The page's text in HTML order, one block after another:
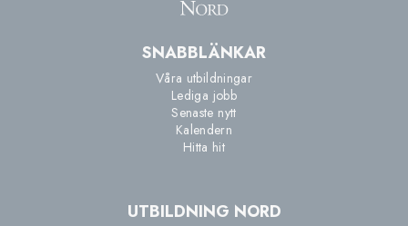
SNABBLÄNKAR
Våra utbildningar
Lediga jobb
Senaste nytt
Kalendern
Hitta hit
UTBILDNING NORD